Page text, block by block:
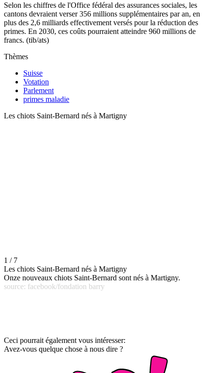
Selon les chiffres de l'Office fédéral des assurances sociales, les
cantons devraient verser 356 millions supplémentaires par an, en
plus des 2,6 milliards effectivement versés pour la réduction des
primes. En 2030, ces coûts pourraient atteindre 960 millions de
francs. (tib/ats)
Thèmes
Suisse
Votation
Parlement
primes maladie
Les chiots Saint-Bernard nés à Martigny
1 / 7
Les chiots Saint-Bernard nés à Martigny
Onze nouveaux chiots Saint-Bernard sont nés à Martigny.
source: facebook/fondation barry
Ceci pourrait également vous intéresser:
Avez-vous quelque chose à nous dire ?